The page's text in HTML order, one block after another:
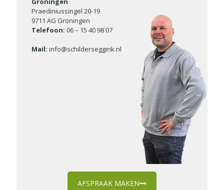
Praediniussingel 20-19
9711 AG Groningen
Telefoon: 06 – 15 40 98 07
Mail: info@schilderseggink.nl
AFSPRAAK MAKEN